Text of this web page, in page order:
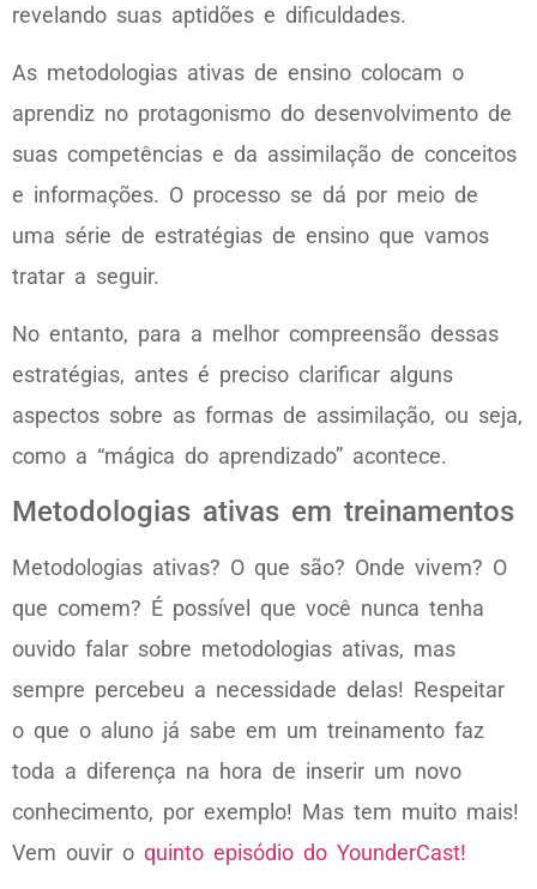
revelando suas aptidões e dificuldades.
As metodologias ativas de ensino colocam o
aprendiz no protagonismo do desenvolvimento de
suas competências e da assimilação de conceitos
e informações. O processo se dá por meio de
uma série de estratégias de ensino que vamos
tratar a seguir.
No entanto, para a melhor compreensão dessas
estratégias, antes é preciso clarificar alguns
aspectos sobre as formas de assimilação, ou seja,
como a “mágica do aprendizado” acontece.
Metodologias ativas em treinamentos
Metodologias ativas? O que são? Onde vivem? O
que comem? É possível que você nunca tenha
ouvido falar sobre metodologias ativas, mas
sempre percebeu a necessidade delas! Respeitar
o que o aluno já sabe em um treinamento faz
toda a diferença na hora de inserir um novo
conhecimento, por exemplo! Mas tem muito mais!
Vem ouvir o quinto episódio do YounderCast!